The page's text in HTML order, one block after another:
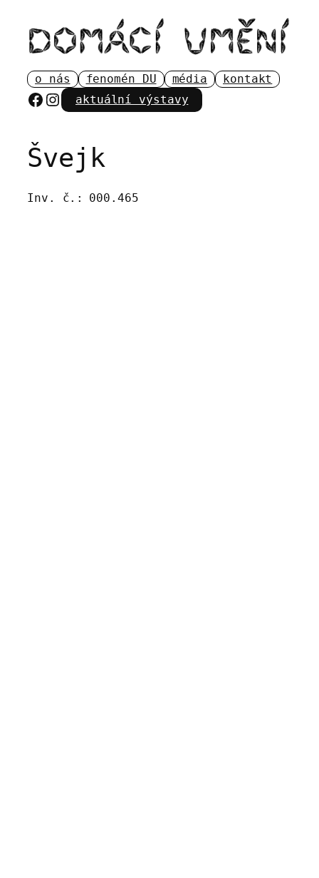
obsah
o nás fenomén DU média kontakt
Facebook
Instagram
aktuální výstavy
Švejk
Inv. č.: 000.465